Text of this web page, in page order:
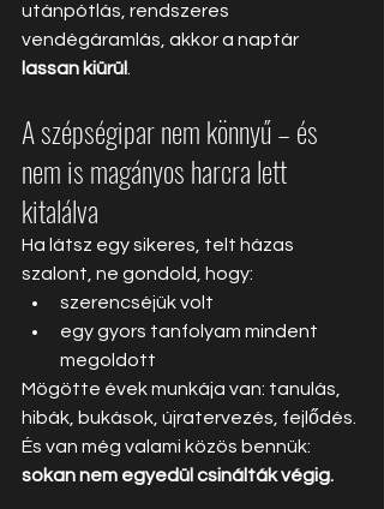
utánpótlás, rendszeres
vendégáramlás, akkor a naptár
lassan kiürül
A szépségipar nem könnyű – és
nem is magányos harcra lett
kitalálva
Ha látsz egy sikeres, telt házas
szalont, ne gondold, hogy:
szerencséjük volt
egy gyors tanfolyam mindent
megoldott
Mögötte évek munkája van: tanulás,
hibák, bukások, újratervezés, fejlődés.
És van még valami közös bennük:
sokannem egyedül csinálták végig.